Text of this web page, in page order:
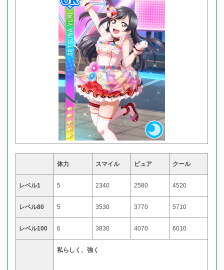
体力 スマイル ピュア クール
レベル1 5 2340 2580 4520
レベル80 5 3530 3770 5710
レベル100 6 3830 4070 6010
私らしく、強く